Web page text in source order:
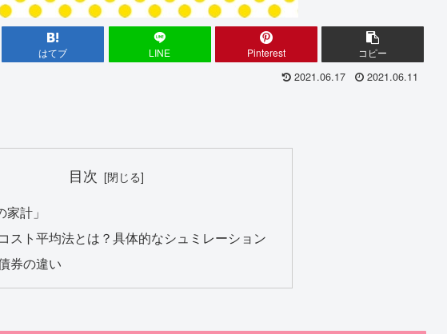
はてブ LINE Pinterest コピー
2021.06.17 2021.06.11
目次
家計」
スト平均法とは？具体的なシュミレーション
券の違い